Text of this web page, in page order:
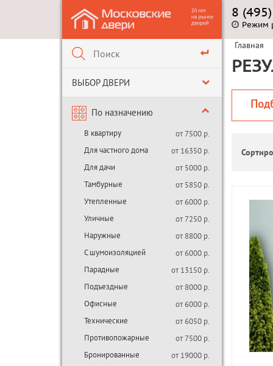
ВЫБОР ДВЕРИ
По назначению
В квартиру
от 7500 р.
Для частного дома
от 16350 р.
Для дачи
от 5000 р.
Тамбурные
от 5850 р.
Утепленные
от 6000 р.
Уличные
от 7250 р.
Наружные
от 8800 р.
С шумоизоляцией
от 6000 р.
Парадные
от 13150 р.
Подъездные
от 8000 р.
Офисные
от 6000 р.
Технические
от 6050 р.
Противопожарные
от 7500 р.
Бронированные
от 19000 р.
8
Режим
Главная